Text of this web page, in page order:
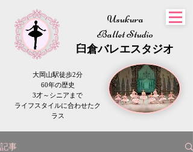
Usukura
Ballet Studio
​臼倉バレエスタジオ
大岡山駅徒歩2分
60年の歴史
3才～シニアまで
​ライフスタイルに合わせたク
ラス
記事